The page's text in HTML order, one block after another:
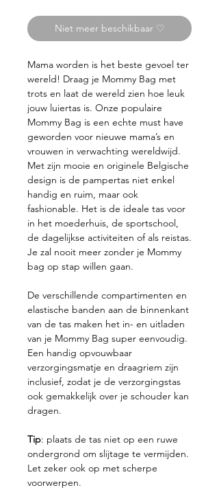
Niet meer beschikbaar ♡
Mama worden is het beste gevoel ter
wereld! Draag je Mommy Bag met
trots en laat de wereld zien hoe leuk
jouw luiertas is. Onze populaire
Mommy Bag is een echte must have
geworden voor nieuwe mama’s en
vrouwen in verwachting wereldwijd.
Met zijn mooie en originele Belgische
design is de pampertas niet enkel
handig en ruim, maar ook
fashionable. Het is de ideale tas voor
in het moederhuis, de sportschool,
de dagelijkse activiteiten of als reistas.
Je zal nooit meer zonder je Mommy
bag op stap willen gaan.
De verschillende compartimenten en
elastische banden aan de binnenkant
van de tas maken het in- en uitladen
van je Mommy Bag super eenvoudig.
Een handig opvouwbaar
verzorgingsmatje en draagriem zijn
inclusief, zodat je de verzorgingstas
ook gemakkelijk over je schouder kan
dragen.
Tip: plaats de tas niet op een ruwe
ondergrond om slijtage te vermijden.
Let zeker ook op met scherpe
voorwerpen.